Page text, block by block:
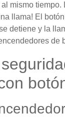
mismo
llama! El
detiene y la
de